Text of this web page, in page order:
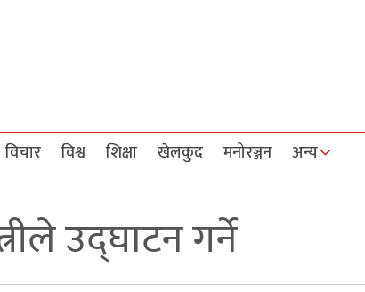
विचार विश्व शिक्षा खेलकुद मनोरञ्जन अन्य
उद्घाटन गर्ने